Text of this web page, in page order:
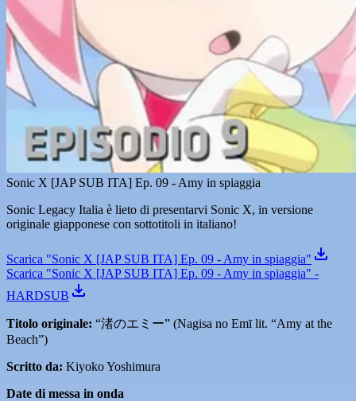
Sonic X [JAP SUB ITA] Ep. 09 - Amy in spiaggia
Sonic Legacy Italia è lieto di presentarvi Sonic X, in versione
originale giapponese con sottotitoli in italiano!
Scarica "Sonic X [JAP SUB ITA] Ep. 09 - Amy in spiaggia"
Scarica "Sonic X [JAP SUB ITA] Ep. 09 - Amy in spiaggia" -
HARDSUB
Titolo originale: “渚のエミー” (Nagisa no Emī lit. “Amy at the
Beach”)
Scritto da: Kiyoko Yoshimura
Date di messa in onda